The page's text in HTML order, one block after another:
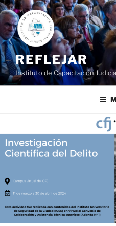
Ir
al
contenido
REFLEJAR
Instituto de Capacitación